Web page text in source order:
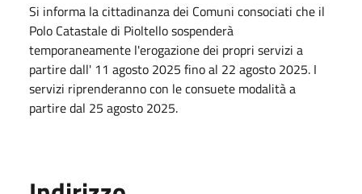
Si informa la cittadinanza dei Comuni consociati che il
Polo Catastale di Pioltello sospenderà
temporaneamente l'erogazione dei propri servizi a
partire dall' 11 agosto 2025 fino al 22 agosto 2025. I
servizi riprenderanno con le consuete modalità a
partire dal 25 agosto 2025.